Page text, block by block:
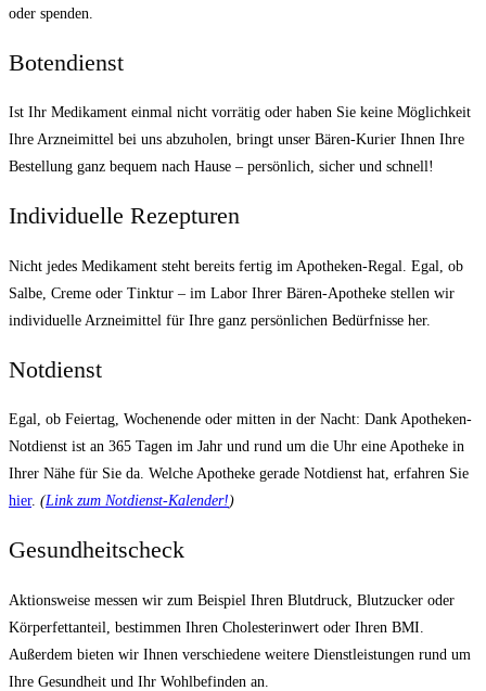
oder spenden.
Botendienst
Ist Ihr Medikament einmal nicht vorrätig oder haben Sie keine Möglichkeit
Ihre Arzneimittel bei uns abzuholen, bringt unser Bären-Kurier Ihnen Ihre
Bestellung ganz bequem nach Hause – persönlich, sicher und schnell!
Individuelle Rezepturen
Nicht jedes Medikament steht bereits fertig im Apotheken-Regal. Egal, ob
Salbe, Creme oder Tinktur – im Labor Ihrer Bären-Apotheke stellen wir
individuelle Arzneimittel für Ihre ganz persönlichen Bedürfnisse her.
Notdienst
Egal, ob Feiertag, Wochenende oder mitten in der Nacht: Dank Apotheken-
Notdienst ist an 365 Tagen im Jahr und rund um die Uhr eine Apotheke in
Ihrer Nähe für Sie da. Welche Apotheke gerade Notdienst hat, erfahren Sie
hier. (Link zum Notdienst-Kalender!)
Gesundheitscheck
Aktionsweise messen wir zum Beispiel Ihren Blutdruck, Blutzucker oder
Körperfettanteil, bestimmen Ihren Cholesterinwert oder Ihren BMI.
Außerdem bieten wir Ihnen verschiedene weitere Dienstleistungen rund um
Ihre Gesundheit und Ihr Wohlbefinden an.